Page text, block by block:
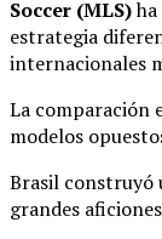
Soccer (MLS)
estrategia
internacionales
La comparación
modelos
Brasil construyó
grandes